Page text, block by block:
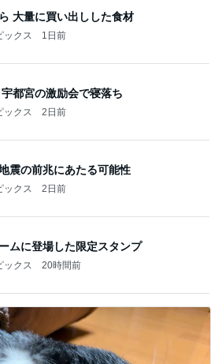
ら 大量に買い出しした食材
ックス 1日前
都宮の激励会で寝落ち
ックス 2日前
震の前兆にあたる可能性
ックス 2日前
ムに登場した限定スタンプ
ックス 20時間前